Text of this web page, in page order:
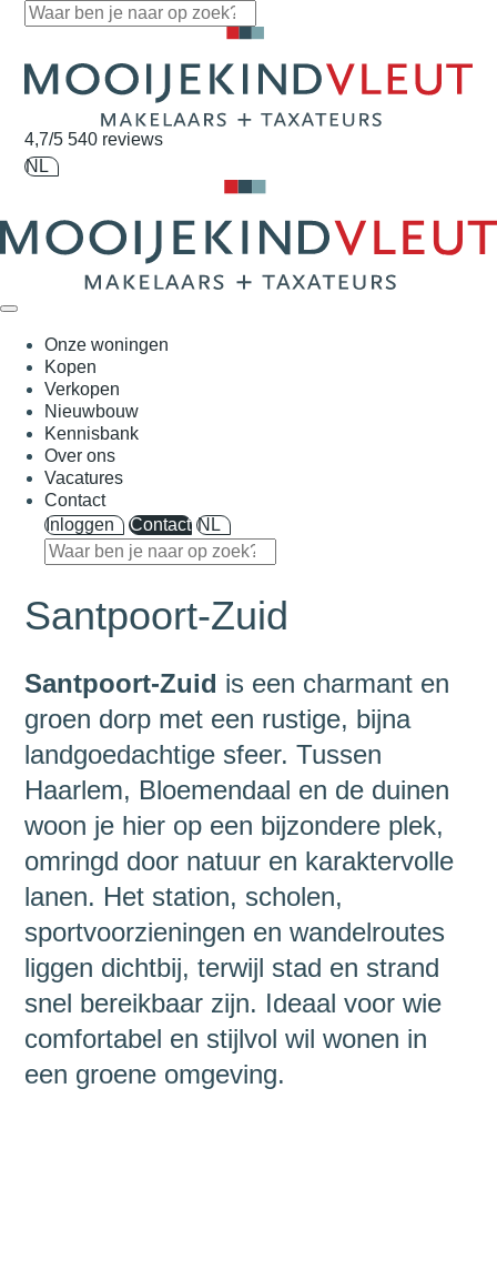
Navigatie overslaan
4,7/5 540 reviews
NL
Onze woningen
Kopen
Verkopen
Nieuwbouw
Kennisbank
Over ons
Vacatures
Contact
Inloggen
Contact NL
Santpoort-Zuid
Santpoort-Zuid is een charmant en
groen dorp met een rustige, bijna
landgoedachtige sfeer. Tussen
Haarlem, Bloemendaal en de duinen
woon je hier op een bijzondere plek,
omringd door natuur en karaktervolle
lanen. Het station, scholen,
sportvoorzieningen en wandelroutes
liggen dichtbij, terwijl stad en strand
snel bereikbaar zijn. Ideaal voor wie
comfortabel en stijlvol wil wonen in
een groene omgeving.